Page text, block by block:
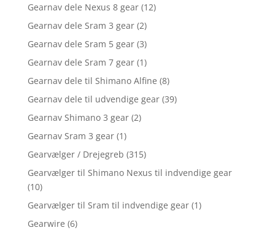
Gearnav dele Nexus 8 gear (12)
Gearnav dele Sram 3 gear (2)
Gearnav dele Sram 5 gear (3)
Gearnav dele Sram 7 gear (1)
Gearnav dele til Shimano Alfine (8)
Gearnav dele til udvendige gear (39)
Gearnav Shimano 3 gear (2)
Gearnav Sram 3 gear (1)
Gearvælger / Drejegreb (315)
Gearvælger til Shimano Nexus til indvendige gear
(10)
Gearvælger til Sram til indvendige gear (1)
Gearwire (6)